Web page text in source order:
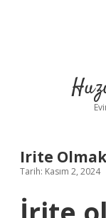
Irite
Tarih: Kasım 2, 2024